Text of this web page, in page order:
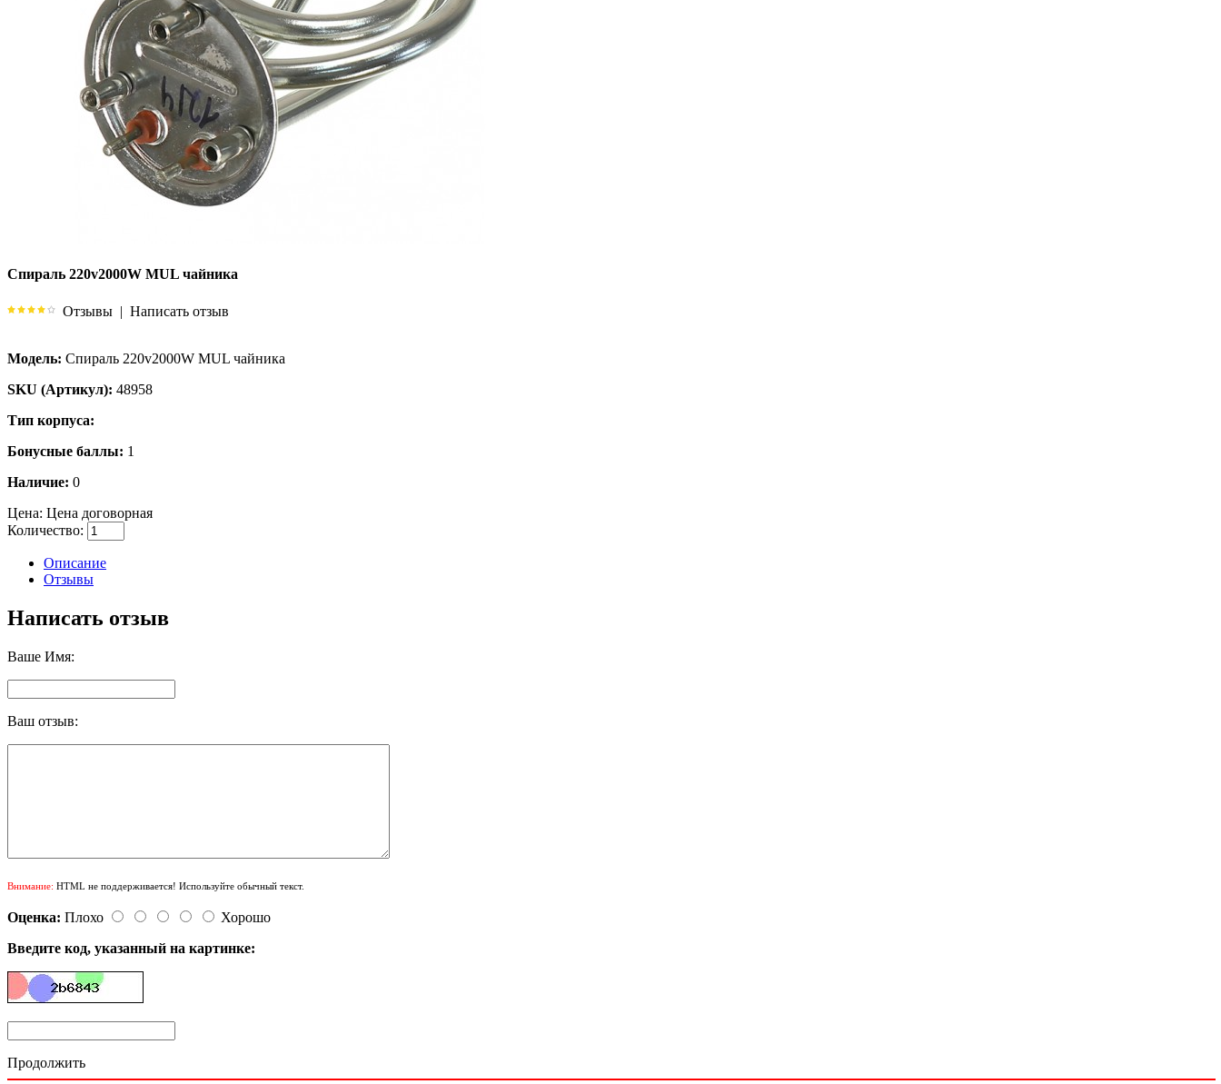
Спираль 220v2000W MUL чайника
Отзывы | Написать отзыв
Модель: Спираль 220v2000W MUL чайника
SKU (Артикул): 48958
Тип корпуса:
Бонусные баллы: 1
Наличие: 0
Цена: Цена договорная
Количество:
Описание
Отзывы
Написать отзыв
Ваше Имя:
Ваш отзыв:
Внимание: HTML не поддерживается! Используйте обычный текст.
Оценка: Плохо
Хорошо
Введите код, указанный на картинке:
Продолжить